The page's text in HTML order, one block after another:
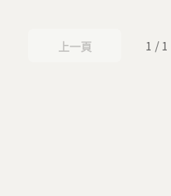
上一頁
上一頁 1 / 1